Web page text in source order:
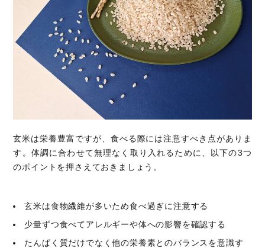
玄米は栄養豊富ですが、食べる際には注意すべき点がありま
す。体調に合わせて無理なく取り入れるために、以下の3つ
のポイントを押さえておきましょう。
玄米は食物繊維が多いため食べ過ぎに注意する
少量ずつ食べてアレルギーや体への影響を確認する
たんぱく質だけでなく他の栄養素とのバランスを意識す